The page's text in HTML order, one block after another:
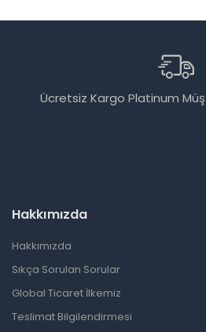
Ücretsiz Kargo Platinum
Hakkımızda
Hakkımızda
Sıkça Sorulan Sorular
Global Ticaret İlkemiz
Teslimat Bilgilendirmesi